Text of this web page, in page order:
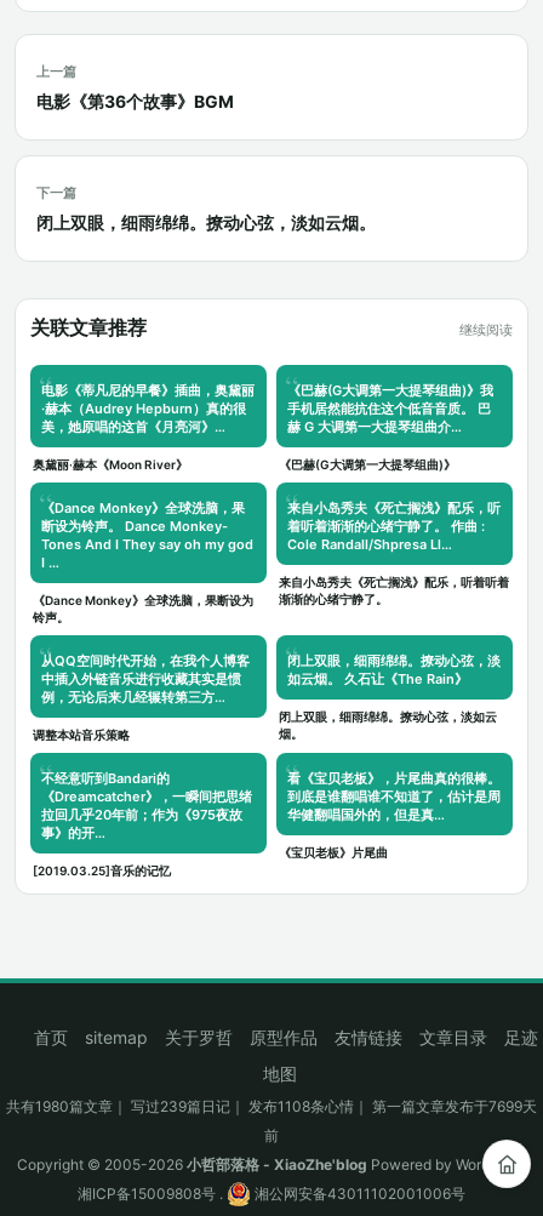
上一篇
电影《第36个故事》BGM
下一篇
闭上双眼，细雨绵绵。撩动心弦，淡如云烟。
关联文章推荐 继续阅读
电影《蒂凡尼的早餐》插曲，奥黛丽
·赫本（Audrey Hepburn）真的很
美，她原唱的这首《月亮河》…
奥黛丽·赫本《Moon River》
《巴赫(G大调第一大提琴组曲)》我
手机居然能抗住这个低音音质。 巴
赫 G 大调第一大提琴组曲介…
《巴赫(G大调第一大提琴组曲)》
《Dance Monkey》全球洗脑，果
断设为铃声。 Dance Monkey-
Tones And I They say oh my god
I …
《Dance Monkey》全球洗脑，果断设为
铃声。
来自小岛秀夫《死亡搁浅》配乐，听
着听着渐渐的心绪宁静了。 作曲 :
Cole Randall/Shpresa Ll…
来自小岛秀夫《死亡搁浅》配乐，听着听着
渐渐的心绪宁静了。
从QQ空间时代开始，在我个人博客
中插入外链音乐进行收藏其实是惯
例，无论后来几经辗转第三方…
调整本站音乐策略
闭上双眼，细雨绵绵。撩动心弦，淡
如云烟。 久石让《The Rain》
闭上双眼，细雨绵绵。撩动心弦，淡如云
烟。
不经意听到Bandari的
《Dreamcatcher》，一瞬间把思绪
拉回几乎20年前；作为《975夜故
事》的开…
[2019.03.25]音乐的记忆
看《宝贝老板》，片尾曲真的很棒。
到底是谁翻唱谁不知道了，估计是周
华健翻唱国外的，但是真…
《宝贝老板》片尾曲
首页 sitemap 关于罗哲 原型作品 友情链接 文章目录
足迹
地图
共有1980篇文章｜ 写过239篇日记｜ 发布1108条心情｜ 第一篇文章发布于7699天
前
Copyright © 2005-2026 小哲部落格 - XiaoZhe'blog Powered by WordPress
湘ICP备15009808号 . 湘公网安备43011102001006号